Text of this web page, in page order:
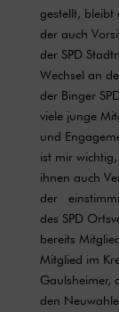
gestellt, bleibt
der auch
der SPD
Wechsel an
der Binger
viele junge
und
ist mir
ihnen auch
der
des SPD
bereits
Mitglied im
Gaulsheimer,
den